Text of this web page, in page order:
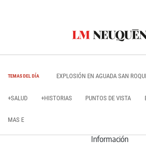
TEMAS DEL DÍA EXPLOSIÓN EN AGUADA SAN
+SALUD +HISTORIAS PUNTOS DE VISTA
MAS E
Información